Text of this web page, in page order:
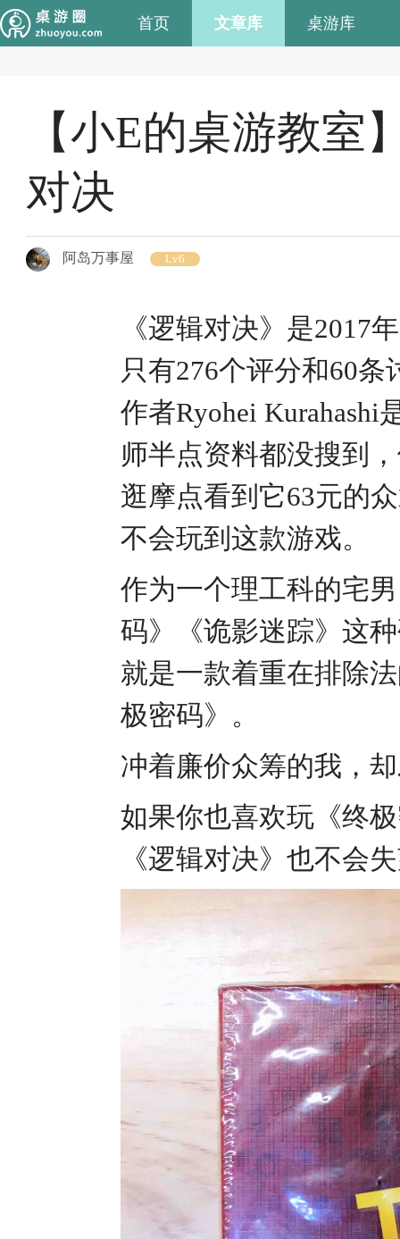
首页 文章库 桌游库
【小E的桌游教
对决
阿岛万事屋 Lv6
《逻辑对决》是2017
只有276个评分和60条
作者Ryohei
师半点资料都没搜到
逛摩点看到它63元的
不会玩到这款游戏。
作为一个理工科的宅
码》《诡影迷踪》这
就是一款着重在排除
极密码》。
冲着廉价众筹的我，
如果你也喜欢玩《终
《逻辑对决》也不会